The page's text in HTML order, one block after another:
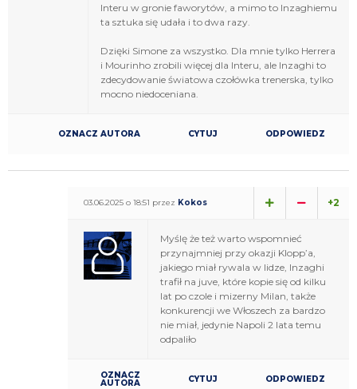
Interu w gronie faworytów, a mimo to Inzaghiemu
ta sztuka się udała i to dwa razy.
Dzięki Simone za wszystko. Dla mnie tylko Herrera
i Mourinho zrobili więcej dla Interu, ale Inzaghi to
zdecydowanie światowa czołówka trenerska, tylko
mocno niedoceniana.
OZNACZ AUTORA CYTUJ ODPOWIEDZ
03.06.2025 o 18:51 przez Kokos +2
Myślę że też warto wspomnieć
przynajmniej przy okazji Klopp’a,
jakiego miał rywala w lidze, Inzaghi
trafił na juve, które kopie się od kilku
lat po czole i mizerny Milan, także
konkurencji we Włoszech za bardzo
nie miał, jedynie Napoli 2 lata temu
odpaliło
OZNACZ
AUTORA CYTUJ ODPOWIEDZ